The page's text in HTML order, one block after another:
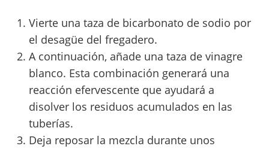
Vierte una taza de bicarbonato de sodio por
el desagüe del fregadero.
A continuación, añade una taza de vinagre
blanco. Esta combinación generará una
reacción efervescente que ayudará a
disolver los residuos acumulados en las
tuberías.
Deja reposar la mezcla durante unos